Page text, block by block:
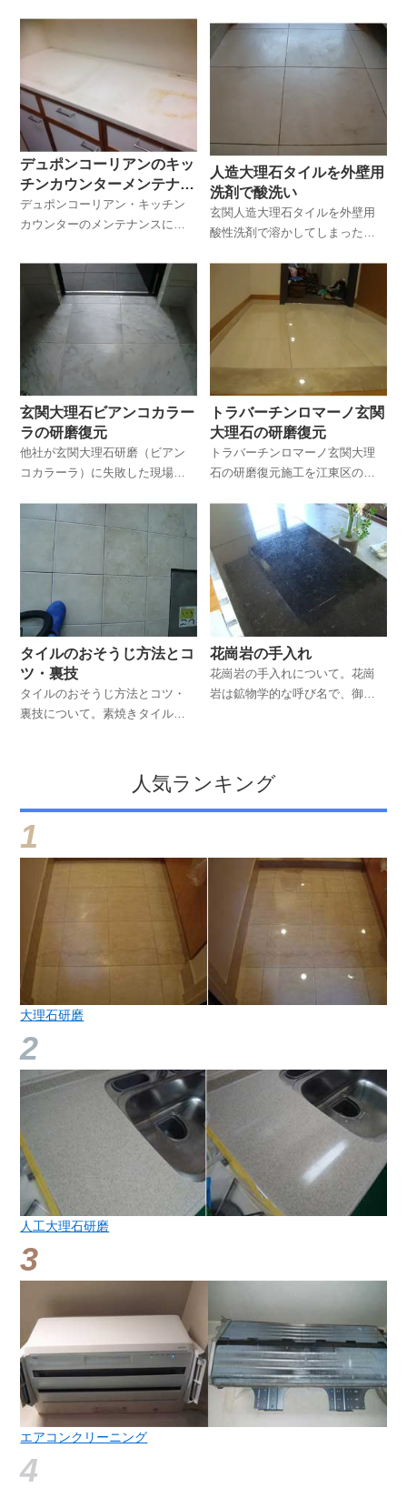
と基礎知識。
について。
デュポンコーリアンのキッ
チンカウンターメンテナン
ス
デュポンコーリアン・キッチン
カウンターのメンテナンスにつ
面化粧台・キッチンワークトッ
プ等によくつかわれている人工
大理石デュポンコーリアンのメ
ンテナンスの説明です。
人造大理石タイルを外壁用
洗剤で酸洗い
玄関人造大理石タイルを外壁用
酸性洗剤で溶かしてしまった現
玄関大理石ビアンコカラー
ラの研磨復元
他社が玄関大理石研磨（ビアン
コカラーラ）に失敗した現場の
トラバーチンロマーノ玄関
大理石の研磨復元
トラバーチンロマーノ玄関大理
石の研磨復元施工を江東区の高
た。中古分譲マンションを購入
したお客さんからからのご依頼
です。
タイルのおそうじ方法とコ
ツ・裏技
タイルのおそうじ方法とコツ・
裏技について。素焼きタイル・
花崗岩の手入れ
花崗岩の手入れについて。花崗
岩は鉱物学的な呼び名で、御影
る物質）を多く含みます。
人気ランキング
大理石研磨
人工大理石研磨
エアコンクリーニング